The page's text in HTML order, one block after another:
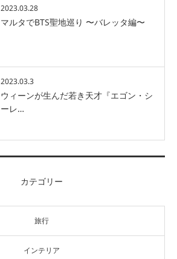
2023.03.28
マルタでBTS聖地巡り 〜バレッタ編〜
2023.03.3
ウィーンが生んだ若き天才『エゴン・シ
ーレ…
カテゴリー
旅行
インテリア